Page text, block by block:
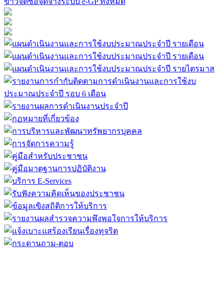
วันที่เผยแพร่ 24/06/2567 | ร่างเอกสารประกวดราคา ( e-Bidding) และร่าง
เอกสารซื้อหรือจ้างด้วยวิธีสอบราคา
ประกวดราคาซื้อจัดซื้อรถโดยสาร ขนาด 12 ที่นั่ง(ดีเซล)
ปริมาตรกระบอกสูบไม่ต่ำกว่า 2,400 ซีซี หรือกำลังเครื่อง
สูงสุด ไม่ต่ำกว่า 90 กิโลวัตต์ จำนวน 1 คัน ด้วยวิธีประกวด
ราคาอิเล็กทรอนิกส์ (e-bidding)
วันที่เผยแพร่ 24/06/2567 | ประกาศราคากลาง
ข่าวจัดซื้อจัดจ้างระบบ e-GP ทั้งหมด